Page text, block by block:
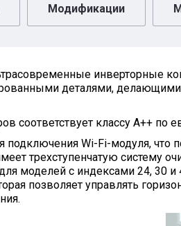
Модификации
деталями,
соответствует классу А++ по
подключения Wi-Fi-модуля, что
трехступенчатую систему
моделей с индексами 24, 30
позволяет управлять